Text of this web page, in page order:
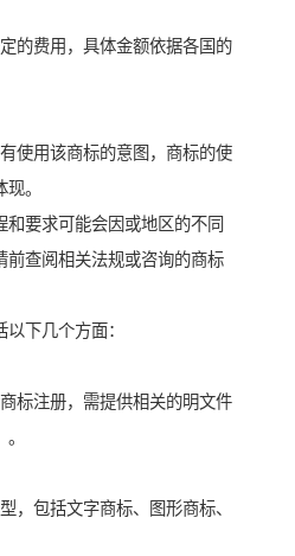
的费用，具体金额依据各国的
使用该商标的意图，商标的使
。
要求可能会因或地区的不同
前查阅相关法规或咨询的商标
下几个方面：
标注册，需提供相关的明文件
，包括文字商标、图形商标、